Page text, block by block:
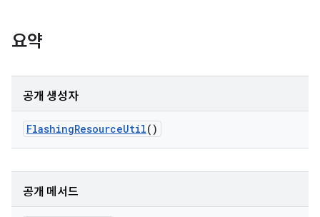
요약
공개 생성자
FlashingResourceUtil()
공개 메서드